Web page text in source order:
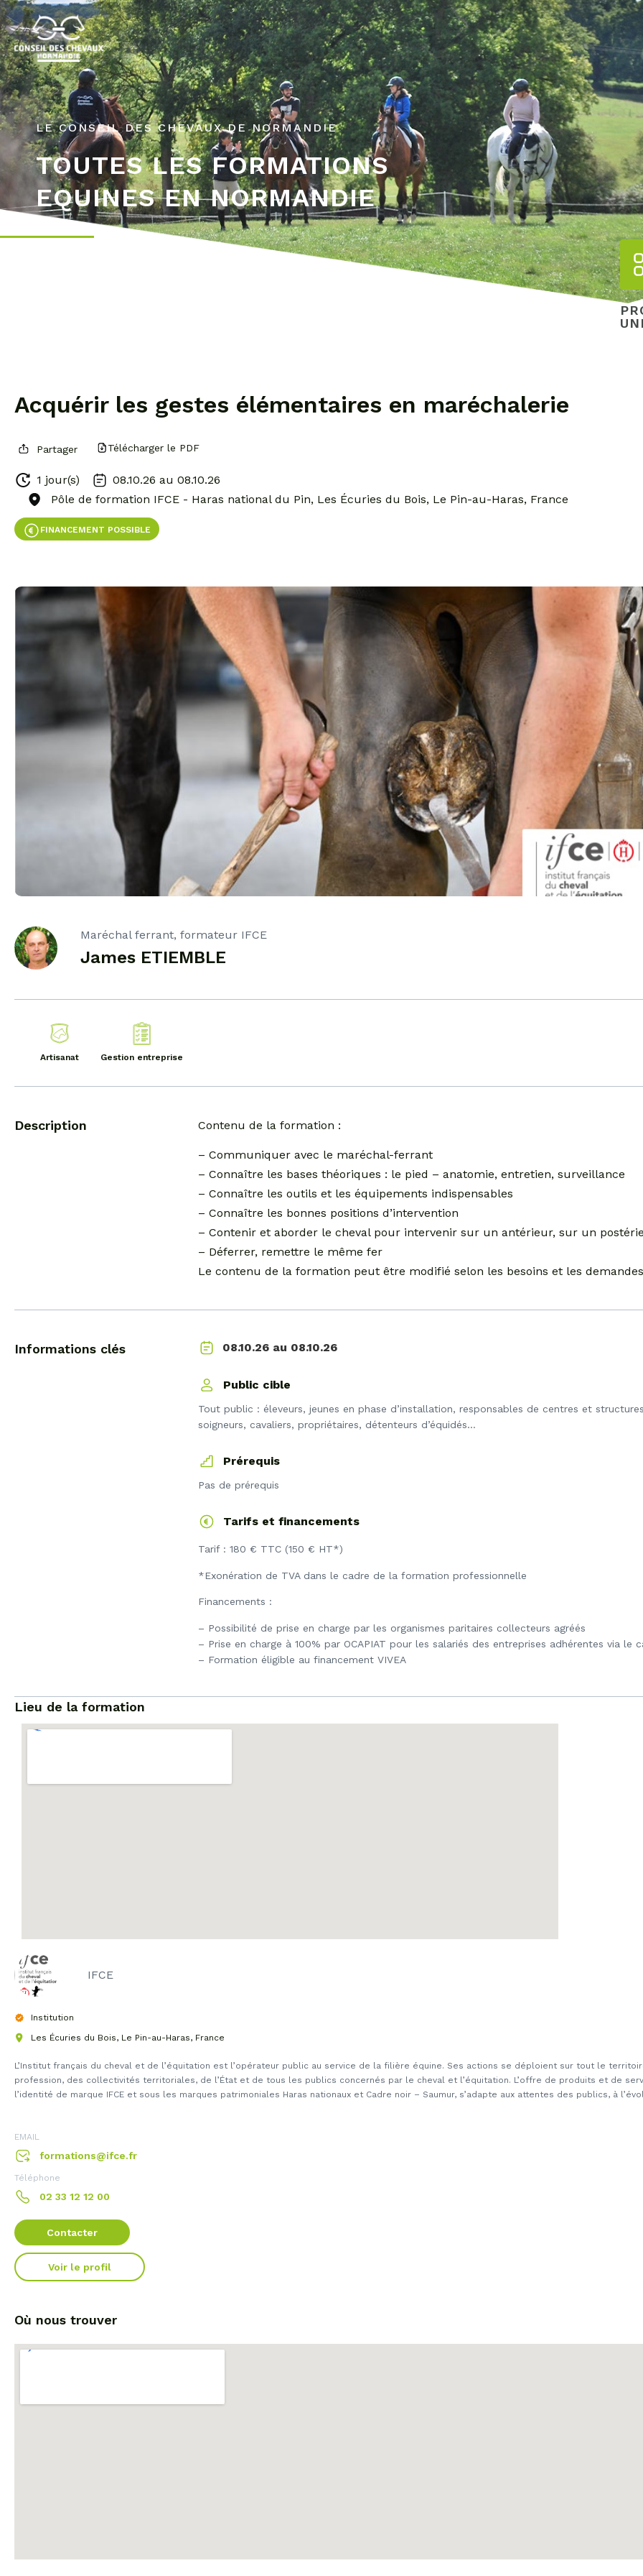
LE CONSEIL DES CHEVAUX DE NORMANDIE
TOUTES LES FORMATIONS
EQUINES EN NORMANDIE
Acquérir les gestes élémentaires en maréchalerie
Partager Télécharger le PDF
1 jour(s) 08.10.26 au 08.10.26
Pôle de formation IFCE - Haras national du Pin, Les Écuries du Bois, Le Pin-au-Haras, France
FINANCEMENT POSSIBLE
Maréchal ferrant, formateur IFCE
James ETIEMBLE
Artisanat Gestion entreprise
Description Contenu de la formation :
– Communiquer avec le maréchal-ferrant
– Connaître les bases théoriques : le pied – anatomie, entretien, surveillance
– Connaître les outils et les équipements indispensables
– Connaître les bonnes positions d’intervention
– Contenir et aborder le cheval pour intervenir sur un antérieur, sur un
– Déferrer, remettre le même fer
Le contenu de la formation peut être modifié selon les besoins et les
Informations clés 08.10.26 au 08.10.26
Public cible
Tout public : éleveurs, jeunes en phase d’installation, responsables de centres et
soigneurs, cavaliers, propriétaires, détenteurs d’équidés…
Prérequis
Pas de prérequis
Tarifs et financements
Tarif : 180 € TTC (150 € HT*)
*Exonération de TVA dans le cadre de la formation professionnelle
Financements :
– Possibilité de prise en charge par les organismes paritaires collecteurs agréés
– Prise en charge à 100% par OCAPIAT pour les salariés des entreprises adhérentes via le
– Formation éligible au financement VIVEA
Lieu de la formation
IFCE
Institution
Les Écuries du Bois, Le Pin-au-Haras, France
L’Institut français du cheval et de l’équitation est l’opérateur public au service de la filière équine. Ses actions se déploient sur tout le
profession, des collectivités territoriales, de l’État et de tous les publics concernés par le cheval et l’équitation. L’offre de produits et de
l’identité de marque IFCE et sous les marques patrimoniales Haras nationaux et Cadre noir – Saumur, s’adapte aux attentes des publics, à
EMAIL
formations@ifce.fr
Téléphone
02 33 12 12 00
Contacter
Voir le profil
Où nous trouver